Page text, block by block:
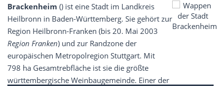
Brackenheim () ist eine Stadt im Landkreis
Heilbronn in Baden-Württemberg. Sie gehört zur
Region Heilbronn-Franken (bis 20. Mai 2003
Region Franken) und zur Randzone der
europäischen Metropolregion Stuttgart. Mit
798 ha Gesamtrebfläche ist sie die größte
württembergische Weinbaugemeinde. Einer der